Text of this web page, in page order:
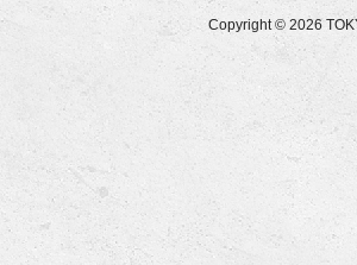
Copyright © 2026